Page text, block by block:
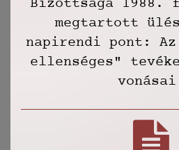
Bizottsága 1988.
megtartott
napirendi pont:
ellenséges"